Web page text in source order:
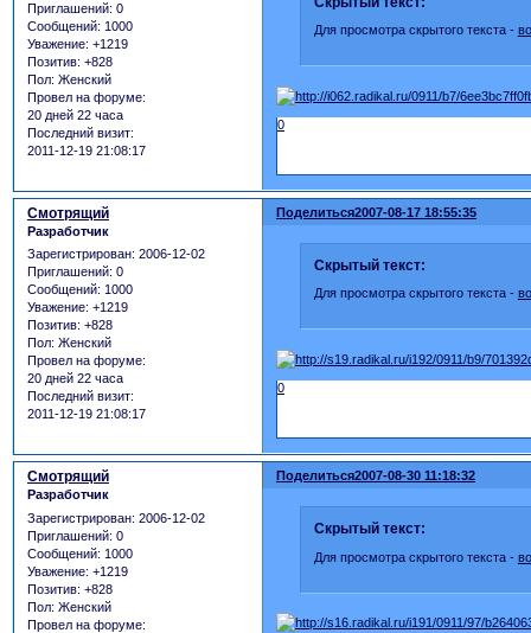
Приглашений: 0
Сообщений: 1000
Уважение: +1219
Позитив: +828
Пол: Женский
Провел на форуме:
20 дней 22 часа
Последний визит:
2011-12-19 21:08:17
Для просмотра скрытого текста -
0
Поделиться2007-08-17 18:55:35
Смотрящий
Разработчик
Зарегистрирован: 2006-12-02
Приглашений: 0
Сообщений: 1000
Уважение: +1219
Позитив: +828
Пол: Женский
Провел на форуме:
20 дней 22 часа
Последний визит:
2011-12-19 21:08:17
Скрытый текст:
Для просмотра скрытого текста -
0
Поделиться2007-08-30 11:18:32
Смотрящий
Разработчик
Зарегистрирован: 2006-12-02
Приглашений: 0
Сообщений: 1000
Уважение: +1219
Позитив: +828
Пол: Женский
Провел на форуме:
Скрытый текст:
Для просмотра скрытого текста -